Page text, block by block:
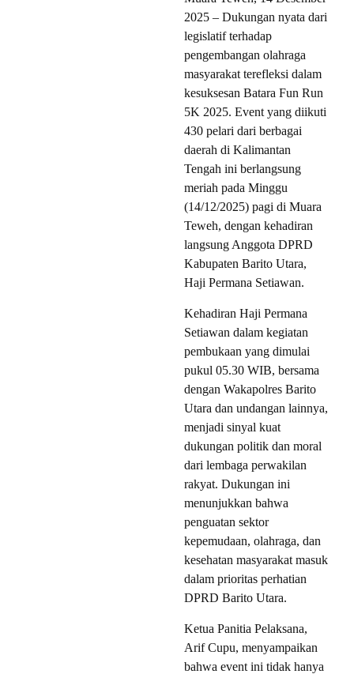
2025 – Dukungan nyata dari
legislatif terhadap
pengembangan olahraga
masyarakat terefleksi dalam
kesuksesan Batara Fun Run
5K 2025. Event yang diikuti
430 pelari dari berbagai
daerah di Kalimantan
Tengah ini berlangsung
meriah pada Minggu
(14/12/2025) pagi di Muara
Teweh, dengan kehadiran
langsung Anggota DPRD
Kabupaten Barito Utara,
Haji Permana Setiawan.
Kehadiran Haji Permana
Setiawan dalam kegiatan
pembukaan yang dimulai
pukul 05.30 WIB, bersama
dengan Wakapolres Barito
Utara dan undangan lainnya,
menjadi sinyal kuat
dukungan politik dan moral
dari lembaga perwakilan
rakyat. Dukungan ini
menunjukkan bahwa
penguatan sektor
kepemudaan, olahraga, dan
kesehatan masyarakat masuk
dalam prioritas perhatian
DPRD Barito Utara.
Ketua Panitia Pelaksana,
Arif Cupu, menyampaikan
bahwa event ini tidak hanya